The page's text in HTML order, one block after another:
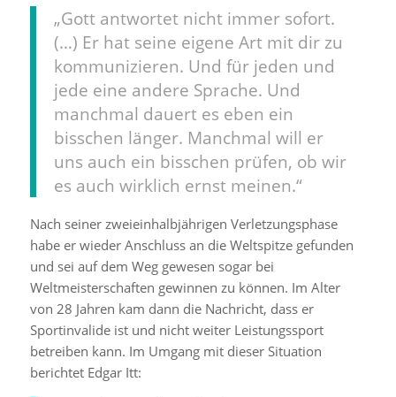
„Gott antwortet nicht immer sofort.
(…) Er hat seine eigene Art mit dir zu
kommunizieren. Und für jeden und
jede eine andere Sprache. Und
manchmal dauert es eben ein
bisschen länger. Manchmal will er
uns auch ein bisschen prüfen, ob wir
es auch wirklich ernst meinen.“
Nach seiner zweieinhalbjährigen Verletzungsphase
habe er wieder Anschluss an die Weltspitze gefunden
und sei auf dem Weg gewesen sogar bei
Weltmeisterschaften gewinnen zu können. Im Alter
von 28 Jahren kam dann die Nachricht, dass er
Sportinvalide ist und nicht weiter Leistungssport
betreiben kann. Im Umgang mit dieser Situation
berichtet Edgar Itt: